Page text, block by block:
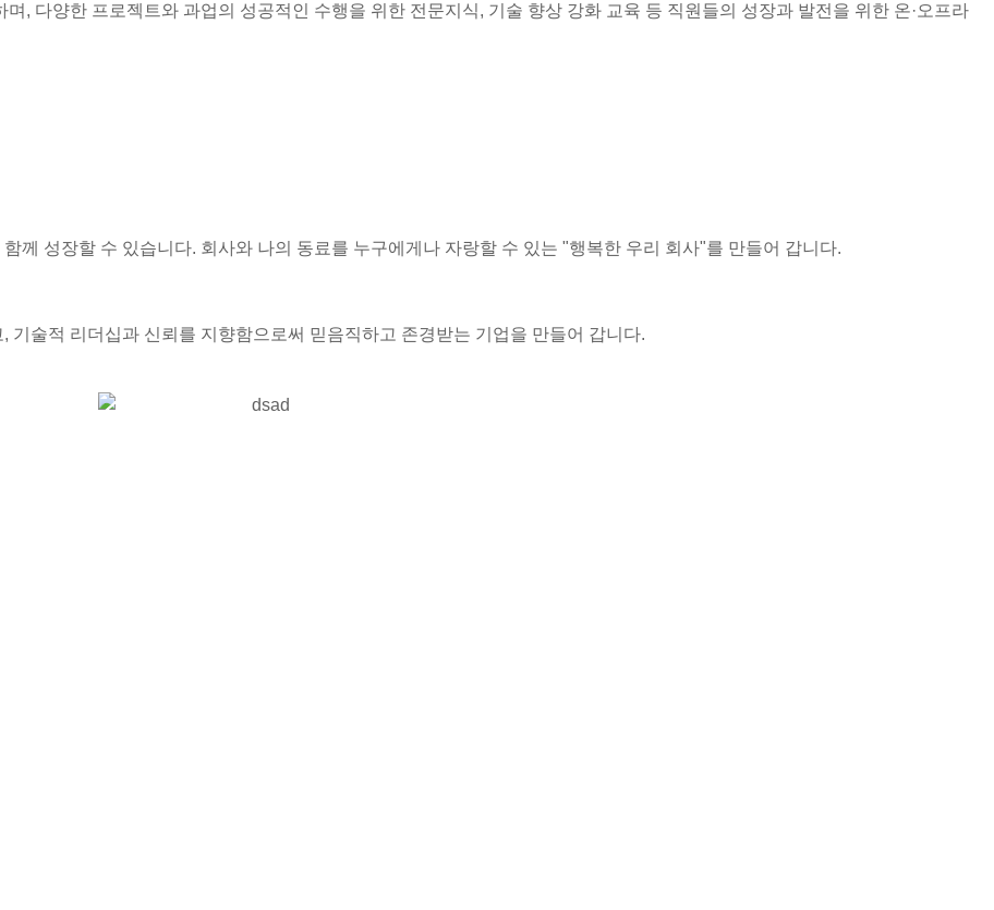
, 다양한 프로젝트와 과업의 성공적인 수행을 위한 전문지식, 기술 향상 강화 교육 등 직원들의 성장과 발전을 위한 온·오프라
께 성장할 수 있습니다. 회사와 나의 동료를 누구에게나 자랑할 수 있는 "행복한 우리 회사"를 만들어 갑니다.
술적 리더십과 신뢰를 지향함으로써 믿음직하고 존경받는 기업을 만들어 갑니다.